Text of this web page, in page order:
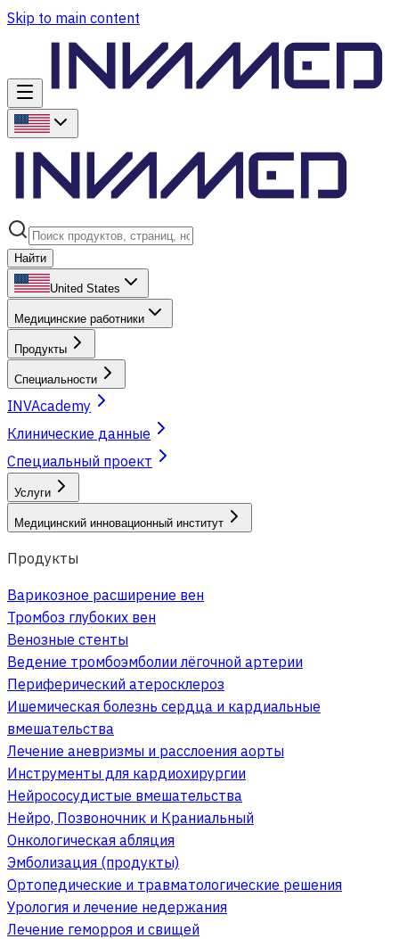
Skip to main content
Найти
United States
Медицинские работники
Продукты
Специальности
INVAcademy
Клинические данные
Специальный проект
Услуги
Медицинский инновационный институт
Продукты
Варикозное расширение вен
Тромбоз глубоких вен
Венозные стенты
Ведение тромбоэмболии лёгочной артерии
Периферический атеросклероз
Ишемическая болезнь сердца и кардиальные
вмешательства
Лечение аневризмы и расслоения аорты
Инструменты для кардиохирургии
Нейрососудистые вмешательства
Нейро, Позвоночник и Краниальный
Онкологическая абляция
Эмболизация (продукты)
Ортопедические и травматологические решения
Урология и лечение недержания
Лечение геморроя и свищей